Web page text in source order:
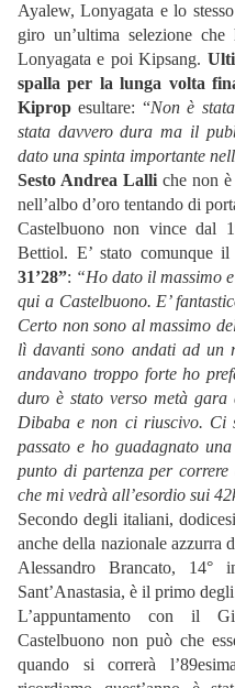
Ayalew, Lonyagata e lo
giro un’ultima selezione
Lonyagata e poi Kipsang.
spalla per la lunga volta
Kiprop esultare: “Non è
stata davvero dura ma il
dato una spinta importante
Sesto Andrea Lalli che non
nell’albo d’oro tentando di
Castelbuono non vince dal
Bettiol. E’ stato comunque il
31’28”: “Ho dato il massimo
qui a Castelbuono. E’
Certo non sono al massimo
lì davanti sono andati ad un
andavano troppo forte ho
duro è stato verso metà gara
Dibaba e non ci riuscivo. Ci
passato e ho guadagnato
punto di partenza per
che mi vedrà all’esordio sui
Secondo degli italiani,
anche della nazionale azzurra
Alessandro Brancato, 14°
Sant’Anastasia, è il primo
L’appuntamento con il
Castelbuono non può che
quando si correrà